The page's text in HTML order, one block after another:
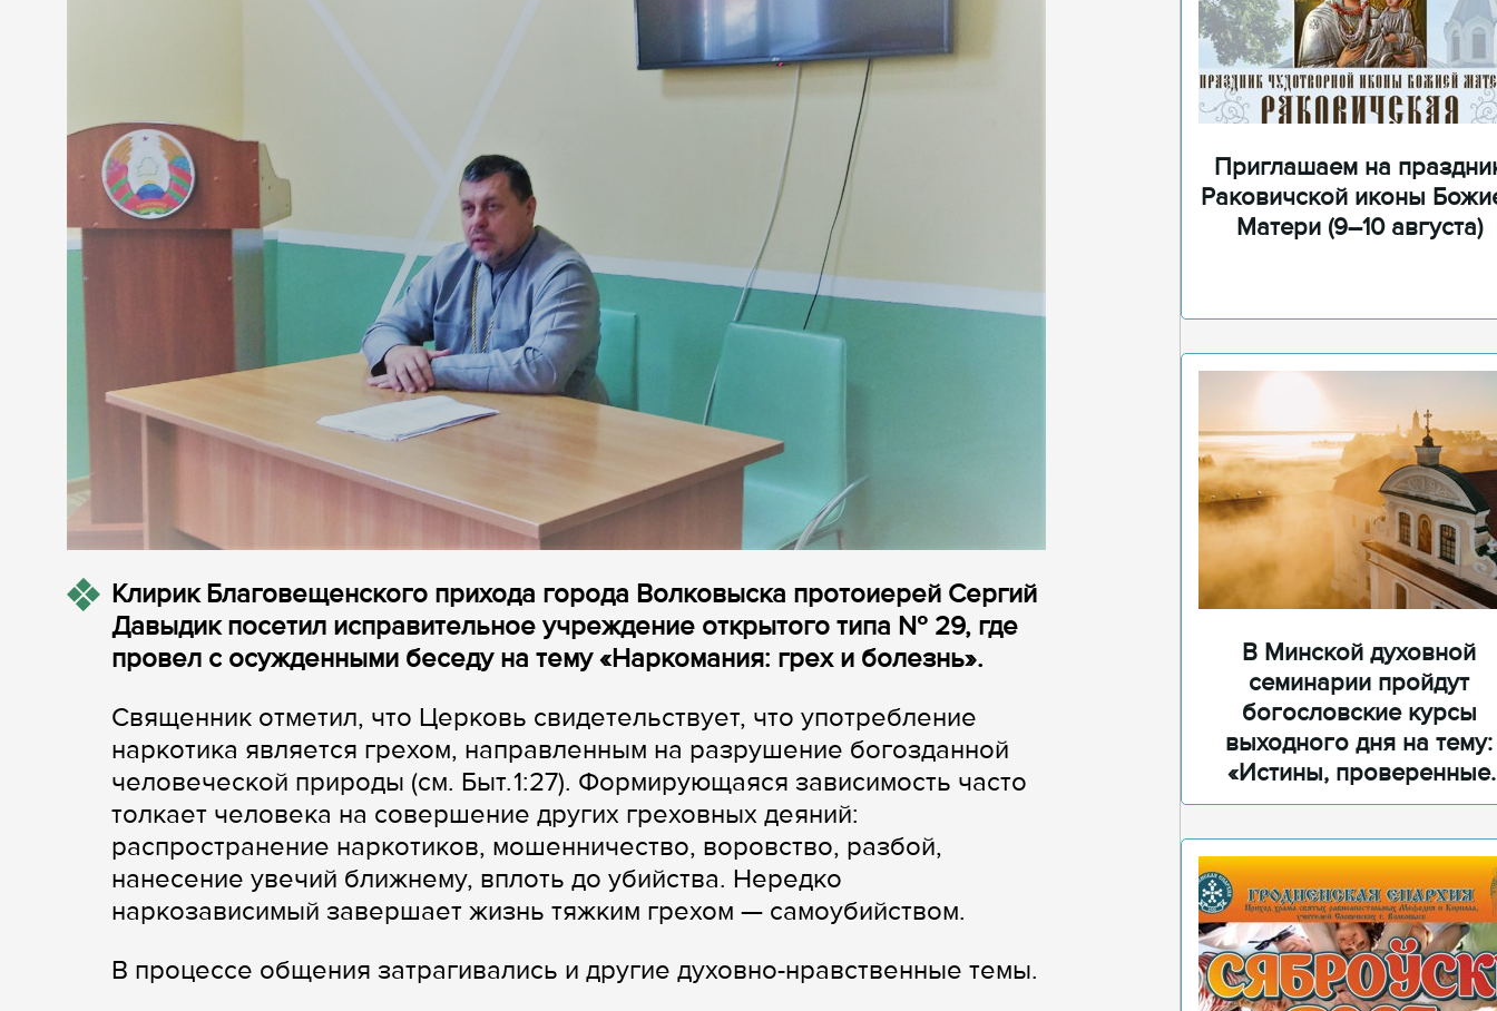
Клирик Благовещенского прихода города Волковыска протоиерей Сергий
Давыдик посетил исправительное учреждение открытого типа № 29, где
провел с осужденными беседу на тему «Наркомания: грех и болезнь».
Священник отметил, что Церковь свидетельствует, что употребление
наркотика является грехом, направленным на разрушение богозданной
человеческой природы (см. Быт. 1:27). Формирующаяся зависимость часто
толкает человека на совершение других греховных деяний:
распространение наркотиков, мошенничество, воровство, разбой,
нанесение увечий ближнему, вплоть до убийства. Нередко
наркозависимый завершает жизнь тяжким грехом — самоубийством.
В процессе общения затрагивались и другие духовно-нравственные темы.
Приглашаем на
Раковичской иконы
Матери (9–10 августа)
В Минской духовной
семинарии пройдут
богословские курсы
выходного дня на тему:
«Истины, проверенные
временем»